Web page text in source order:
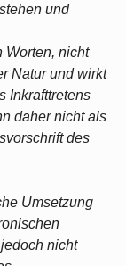
und
Worten, nicht
Natur und wirkt
Inkrafttretens
daher nicht als
des
Umsetzung
nicht